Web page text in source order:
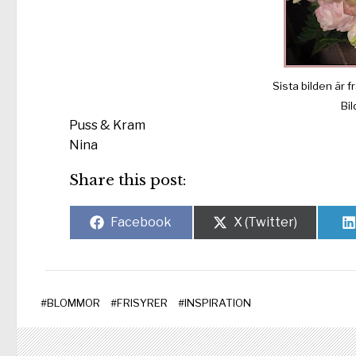
Sista bilden är
Puss & Kram
Nina
Share this post:
Dela
Facebook
Dela
X (Twitter)
#BLOMMOR #FRISYRER #INSPIRATION